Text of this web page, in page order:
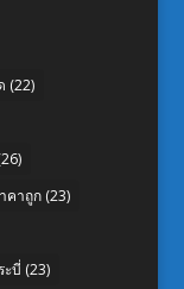
(22)
คาถูก(23)
ะบี่ (23)